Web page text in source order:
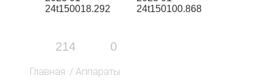
214 0
Главная / Аппараты